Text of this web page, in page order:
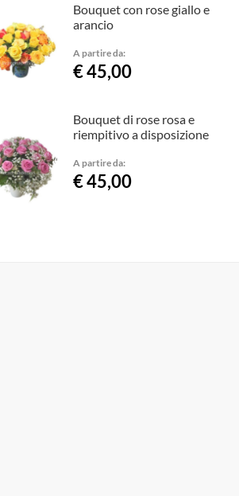
Bouquet con rose giallo e
arancio
A partire da:
€ 45,00
Bouquet di rose rosa e
riempitivo a disposizione
A partire da:
€ 45,00